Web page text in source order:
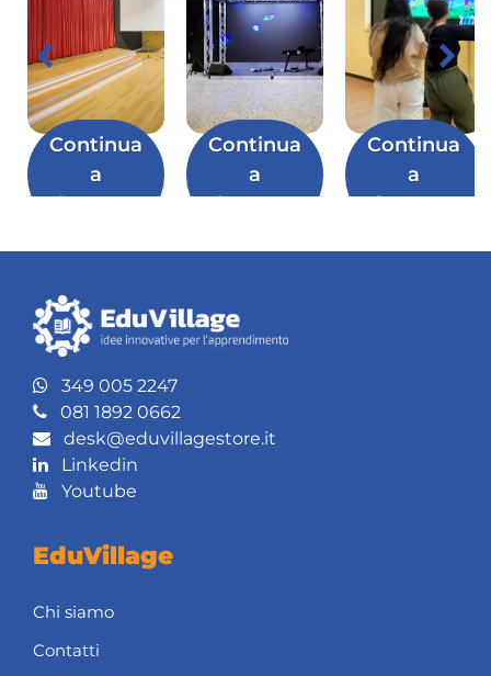
Continua
a
leggere
Continua
a
leggere
Continua
a
leggere
349 005 2247
081 1892 0662
desk@eduvillagestore.it
Linkedin
Youtube
EduVillage
Chi siamo
Contatti